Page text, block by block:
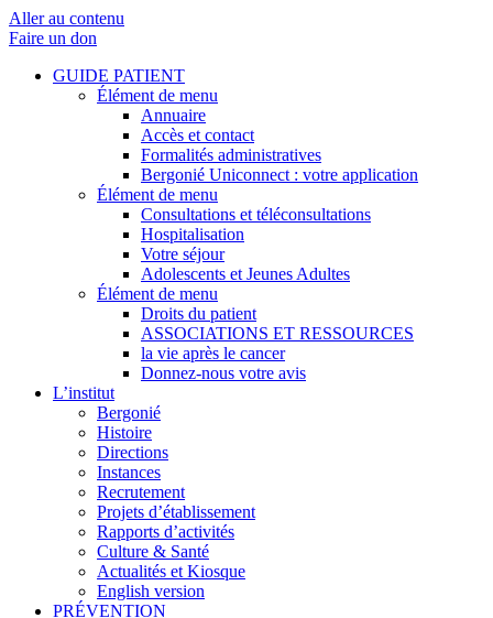
Aller au contenu
Faire un don
GUIDE PATIENT
Élément de menu
Annuaire
Accès et contact
Formalités administratives
Bergonié Uniconnect : votre application
Élément de menu
Consultations et téléconsultations
Hospitalisation
Votre séjour
Adolescents et Jeunes Adultes
Élément de menu
Droits du patient
ASSOCIATIONS ET RESSOURCES
la vie après le cancer
Donnez-nous votre avis
L’institut
Bergonié
Histoire
Directions
Instances
Recrutement
Projets d’établissement
Rapports d’activités
Culture & Santé
Actualités et Kiosque
English version
PRÉVENTION